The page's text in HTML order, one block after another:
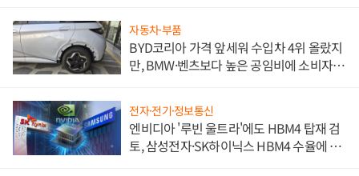
자동차·부품
BYD코리아 가격 앞세워 수입차 4위 올랐지
만, BMW·벤츠보다 높은 공임비에 소비자
전자·전기·정보통신
엔비디아 '루빈 울트라'에도 HBM4 탑재 검
토, 삼성전자·SK하이닉스 HBM4 수율에 주